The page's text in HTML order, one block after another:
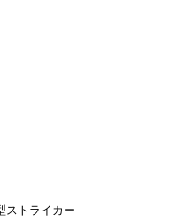
ストライカー